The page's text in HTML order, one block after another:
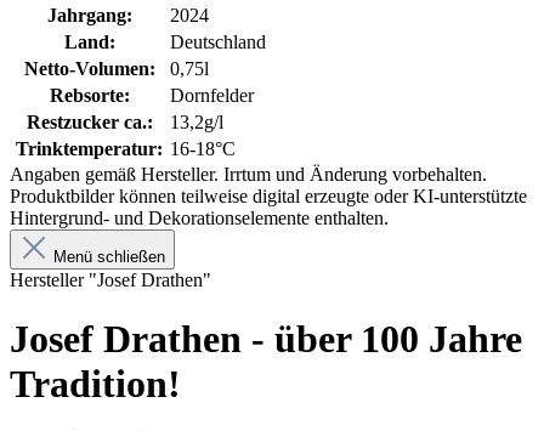
Jahrgang:
2024
Land:
Deutschland
Netto-Volumen:
0,75l
Rebsorte:
Dornfelder
Restzucker ca.:
13,2g/l
Trinktemperatur: 16-18°C
Angaben gemäß Hersteller. Irrtum und Änderung vorbehalten.
Produktbilder können teilweise digital erzeugte oder KI-unterstützte
Hintergrund- und Dekorationselemente enthalten.
Menü schließen
Hersteller "Josef Drathen"
Josef Drathen - über 100 Jahre
Tradition!